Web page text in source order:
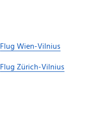
Flug Wien-Vilnius
Flug Zürich-Vilnius